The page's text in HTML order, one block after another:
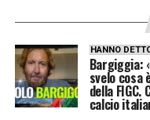
HANNO
Bargiggia:
svelo cosa
della
calcio